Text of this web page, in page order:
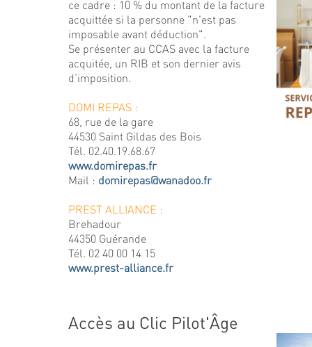
ce cadre : 10 % du montant de la facture
acquittée si la personne "n'est pas
imposable avant déduction".
Se présenter au CCAS avec la facture
acquitée, un RIB et son dernier avis
d’imposition.
DOMI REPAS :
68, rue de la gare
44530 Saint Gildas des Bois
Tél. 02.40.19.68.67
www.domirepas.fr
Mail : domirepas@wanadoo.fr
PREST ALLIANCE :
Brehadour
44350 Guérande
Tél. 02 40 00 14 15
www.prest-alliance.fr
Accès au Clic Pilot'Âge